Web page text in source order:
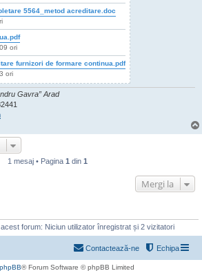
5564_metod acreditare.doc
ori
furnizori de formare continua.pdf
ori
Gavra” Arad
1 mesaj • Pagina 1 din 1
Mergi la
forum: Niciun utilizator înregistrat și 2 vizitatori
Echipa
Contactează-ne
phpBB® Forum Software © phpBB Limited